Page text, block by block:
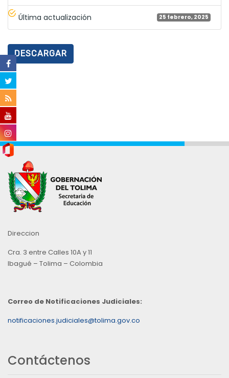
Última actualización 25 febrero, 2025
DESCARGAR
Direccion
Cra. 3 entre Calles 10A y 11
Ibagué – Tolima – Colombia
Correo de Notificaciones Judiciales:
notificaciones.judiciales@tolima.gov.co
Contáctenos